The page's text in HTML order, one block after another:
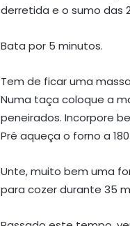
derretida e o sumo das
Bata por 5 minutos.
Tem de ficar uma
Numa taça coloque a
peneirados. Incorpore
Pré aqueça o forno a
Unte, muito bem uma
para cozer durante 35